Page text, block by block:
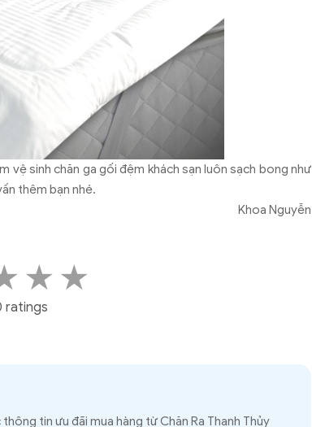
vệ sinh chăn ga gối đệm khách sạn luôn sạch bong như
thêm bạn nhé.
Khoa Nguyễn
★ ★
ratings
tin ưu đãi mua hàng từ Chăn Ra Thanh Thủy